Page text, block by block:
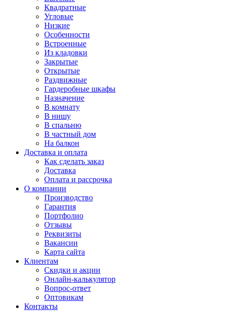
Квадратные
Угловые
Низкие
Особенности
Встроенные
Из кладовки
Закрытые
Открытые
Раздвижные
Гардеробные шкафы
Назначение
В комнату
В нишу
В спальню
В частный дом
На балкон
Доставка и оплата
Как сделать заказ
Доставка
Оплата и рассрочка
О компании
Производство
Гарантия
Портфолио
Отзывы
Реквизиты
Вакансии
Карта сайта
Клиентам
Скидки и акции
Онлайн-калькулятор
Вопрос-ответ
Оптовикам
Контакты